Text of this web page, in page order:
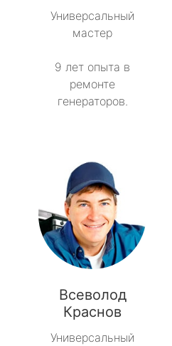
Универсальный
мастер
9 лет опыта в
ремонте
генераторов.
Всеволод
Краснов
Универсальный